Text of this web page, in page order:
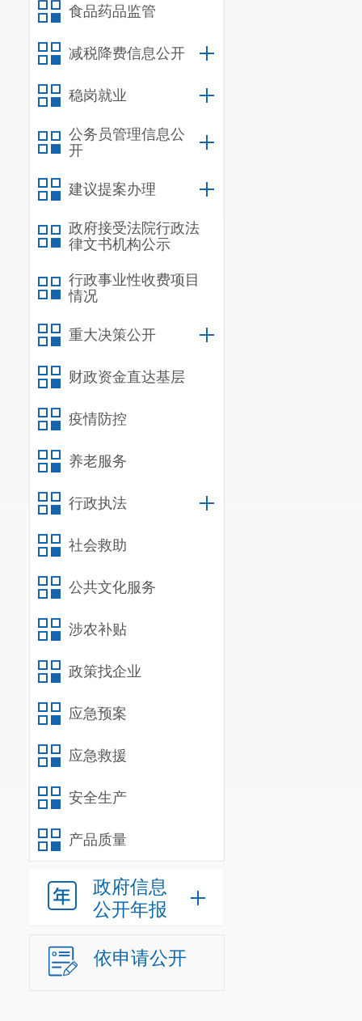
食品药品监管
减税降费信息公开
稳岗就业
公务员管理信息公
开
建议提案办理
政府接受法院行政法
律文书机构公示
行政事业性收费项目
情况
重大决策公开
财政资金直达基层
疫情防控
养老服务
行政执法
社会救助
公共文化服务
涉农补贴
政策找企业
应急预案
应急救援
安全生产
产品质量
政府信息
公开年报
依申请公开